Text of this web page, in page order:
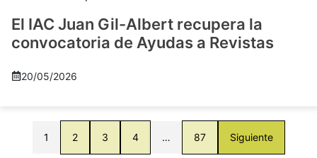
El IAC Juan Gil-Albert recupera la
convocatoria de Ayudas a Revistas
20/05/2026
1 2 3 4 … 87 Siguiente